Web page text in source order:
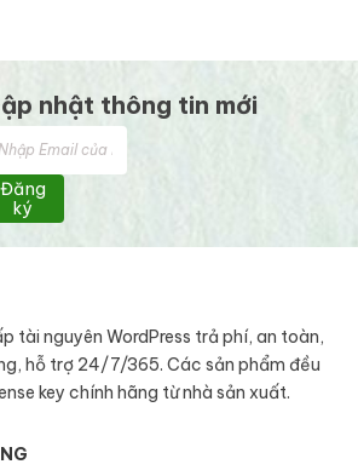
nhật thông tin mới
Đăng
ký
tài nguyên WordPress trả phí, an toàn,
hỗ trợ 24/7/365. Các sản phẩm đều
key chính hãng từ nhà sản xuất.